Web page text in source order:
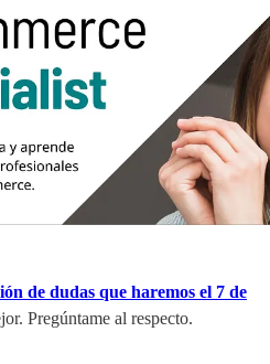
de dudas que haremos el 7 de
Pregúntame al respecto.